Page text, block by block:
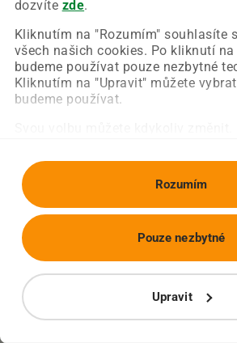
dozvíte zde.
Kliknutím na "Rozumím" souhlasíte
všech našich cookies. Po kliknutí na
budeme používat pouze nezbytné
Kliknutím na "Upravit" můžete
budeme používat.
Rozumím
Upravit
Pouze nezbytné
Zkuste prosím znovu načíst
Obnovit stránku